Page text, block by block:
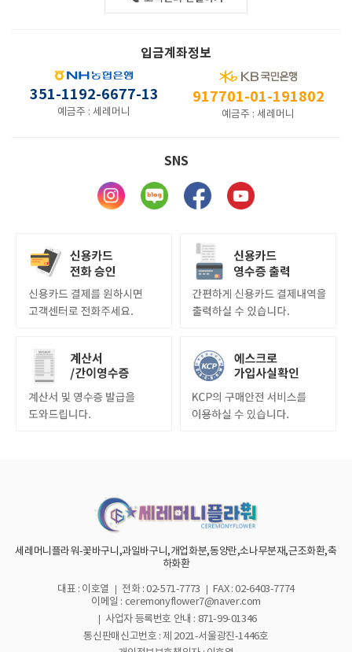
입금계좌정보
351-1192-6677-13
예금주 : 세레머니
917701-01-191802
예금주 : 세레머니
SNS
세레머니플라워-꽃바구니,과일바구니,개업화분,동양란,소나무분재,근조화환,축
하화환
대표 : 이호열 전화 : 02-571-7773
FAX : 02-6403-7774
이메일 : ceremonyflower7@naver.com
사업자 등록번호 안내 : 871-99-01346
통신판매신고번호 : 제 2021-서울광진-1446호